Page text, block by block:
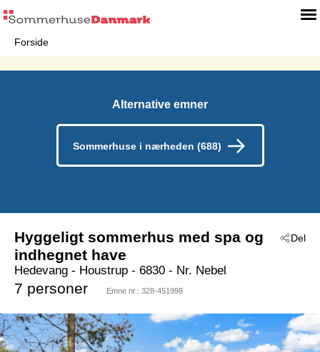
Forside
Alternative emner
Sommerhuse i nærheden (688)
Del
Hyggeligt sommerhus med spa og
indhegnet have
Hedevang - Houstrup - 6830 - Nr. Nebel
7 personer Emne nr.: 328-451998